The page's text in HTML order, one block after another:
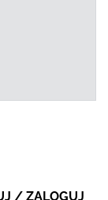
/ ZALOGUJ